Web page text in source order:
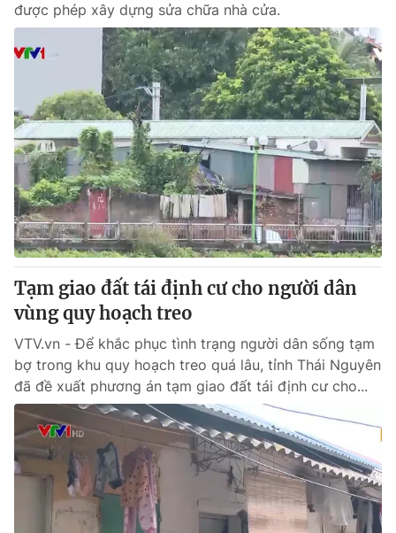
được phép xây dựng sửa chữa nhà cửa.
Tạm giao đất tái định cư cho người dân
vùng quy hoạch treo
VTV.vn - Để khắc phục tình trạng người dân sống tạm
bợ trong khu quy hoạch treo quá lâu, tỉnh Thái Nguyên
đã đề xuất phương án tạm giao đất tái định cư cho...